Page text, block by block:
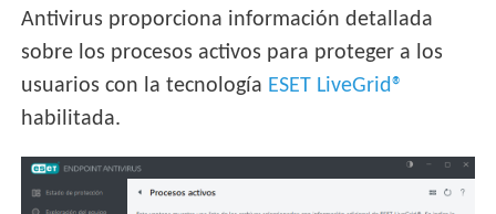
Antivirus proporciona información detallada
sobre los procesos activos para proteger a los
usuarios con la tecnología ESET LiveGrid®
habilitada.